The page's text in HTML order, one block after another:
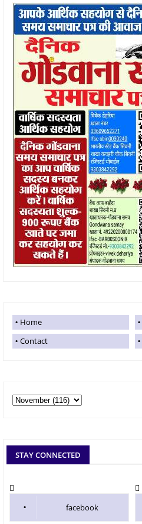
Home
Contact
STAY CONNECTED
facebook